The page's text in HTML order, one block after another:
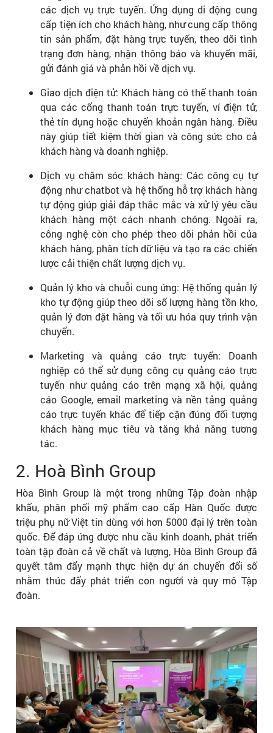
các dịch vụ trực tuyến. Ứng dụng di động cung
cấp tiện ích cho khách hàng, như cung cấp thông
tin sản phẩm, đặt hàng trực tuyến, theo dõi tình
trạng đơn hàng, nhận thông báo và khuyến mãi,
gửi đánh giá và phản hồi về dịch vụ.
Giao dịch điện tử: Khách hàng có thể thanh toán
qua các cổng thanh toán trực tuyến, ví điện tử,
thẻ tín dụng hoặc chuyển khoản ngân hàng. Điều
này giúp tiết kiệm thời gian và công sức cho cả
khách hàng và doanh nghiệp.
Dịch vụ chăm sóc khách hàng: Các công cụ tự
động như chatbot và hệ thống hỗ trợ khách hàng
tự động giúp giải đáp thắc mắc và xử lý yêu cầu
khách hàng một cách nhanh chóng. Ngoài ra,
công nghệ còn cho phép theo dõi phản hồi của
khách hàng, phân tích dữ liệu và tạo ra các chiến
lược cải thiện chất lượng dịch vụ.
Quản lý kho và chuỗi cung ứng: Hệ thống quản lý
kho tự động giúp theo dõi số lượng hàng tồn kho,
quản lý đơn đặt hàng và tối ưu hóa quy trình vận
chuyển.
Marketing và quảng cáo trực tuyến: Doanh
nghiệp có thể sử dụng công cụ quảng cáo trực
tuyến như quảng cáo trên mạng xã hội, quảng
cáo Google, email marketing và nền tảng quảng
cáo trực tuyến khác để tiếp cận đúng đối tượng
khách hàng mục tiêu và tăng khả năng tương
tác.
2. Hoà Bình Group
Hòa Bình Group là một trong những Tập đoàn nhập
khẩu, phân phối mỹ phẩm cao cấp Hàn Quốc được
triệu phụ nữ Việt tin dùng với hơn 5000 đại lý trên toàn
quốc. Để đáp ứng được nhu cầu kinh doanh, phát triển
toàn tập đoàn cả về chất và lượng, Hòa Bình Group đã
quyết tâm đẩy mạnh thực hiện dự án chuyển đổi số
nhằm thúc đẩy phát triển con người và quy mô Tập
đoàn.